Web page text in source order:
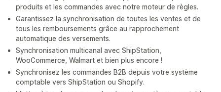
produits et les commandes avec notre moteur de règles.
Garantissez la synchronisation de toutes les ventes et de
tous les remboursements grâce au rapprochement
automatique des versements.
Synchronisation multicanal avec ShipStation,
WooCommerce, Walmart et bien plus encore !
Synchronisez les commandes B2B depuis votre système
comptable vers ShipStation ou Shopify.